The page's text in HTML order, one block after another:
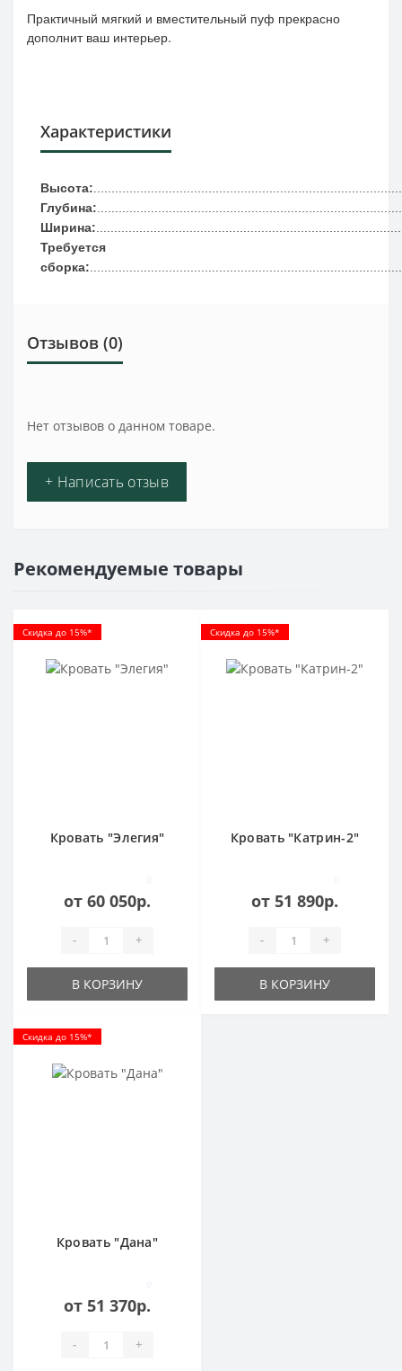
Практичный мягкий и вместительный пуф прекрасно
дополнит ваш интерьер.
Характеристики
Высота:
Глубина:
Ширина:
Требуется
сборка:
Отзывов (0)
Нет отзывов о данном товаре.
+ Написать отзыв
Рекомендуемые товары
Скидка до 15%*
Кровать "Элегия"
от 60 050р.
- +
В КОРЗИНУ
Скидка до 15%*
Кровать "Катрин-2"
от 51 890р.
- +
В КОРЗИНУ
Скидка до 15%*
Кровать "Дана"
от 51 370р.
- +